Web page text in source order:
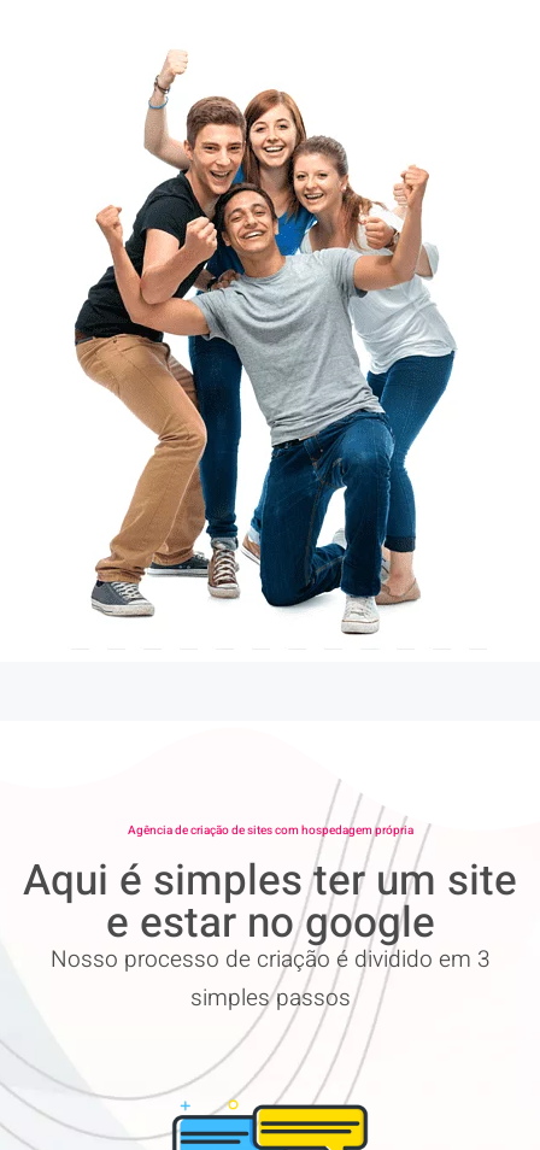
Agência de criação de sites com hospedagem própria
Aqui é simples ter um site
e estar no google
Nosso processo de criação é dividido em 3
simples passos